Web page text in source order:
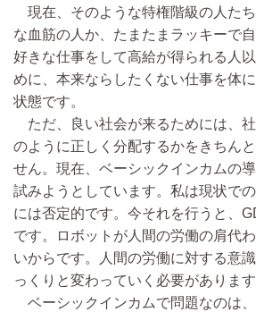
現在、そのような特権階級の人た
な血筋の人か、たまたまラッキーで
好きな仕事をして高給が得られる人
めに、本来ならしたくない仕事を体
状態です。
ただ、良い社会が来るためには、
のように正しく分配するかをきちん
せん。現在、ベーシックインカムの
試みようとしています。私は現状で
には否定的です。今それを行うと、
です。ロボットが人間の労働の肩代
いからです。人間の労働に対する意
っくりと変わっていく必要があります
ベーシックインカムで問題なのは